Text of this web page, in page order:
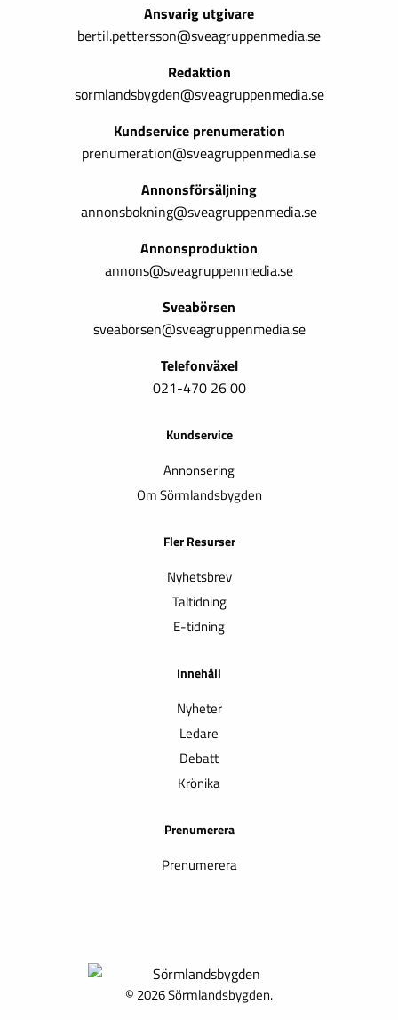
Ansvarig utgivare
bertil.pettersson@sveagruppenmedia.se
Redaktion
sormlandsbygden@sveagruppenmedia.se
Kundservice prenumeration
prenumeration@sveagruppenmedia.se
Annonsförsäljning
annonsbokning@sveagruppenmedia.se
Annonsproduktion
annons@sveagruppenmedia.se
Sveabörsen
sveaborsen@sveagruppenmedia.se
Telefonväxel
021-470 26 00
Kundservice
Annonsering
Om Sörmlandsbygden
Fler Resurser
Nyhetsbrev
Taltidning
E-tidning
Innehåll
Nyheter
Ledare
Debatt
Krönika
Prenumerera
Prenumerera
© 2026 Sörmlandsbygden.